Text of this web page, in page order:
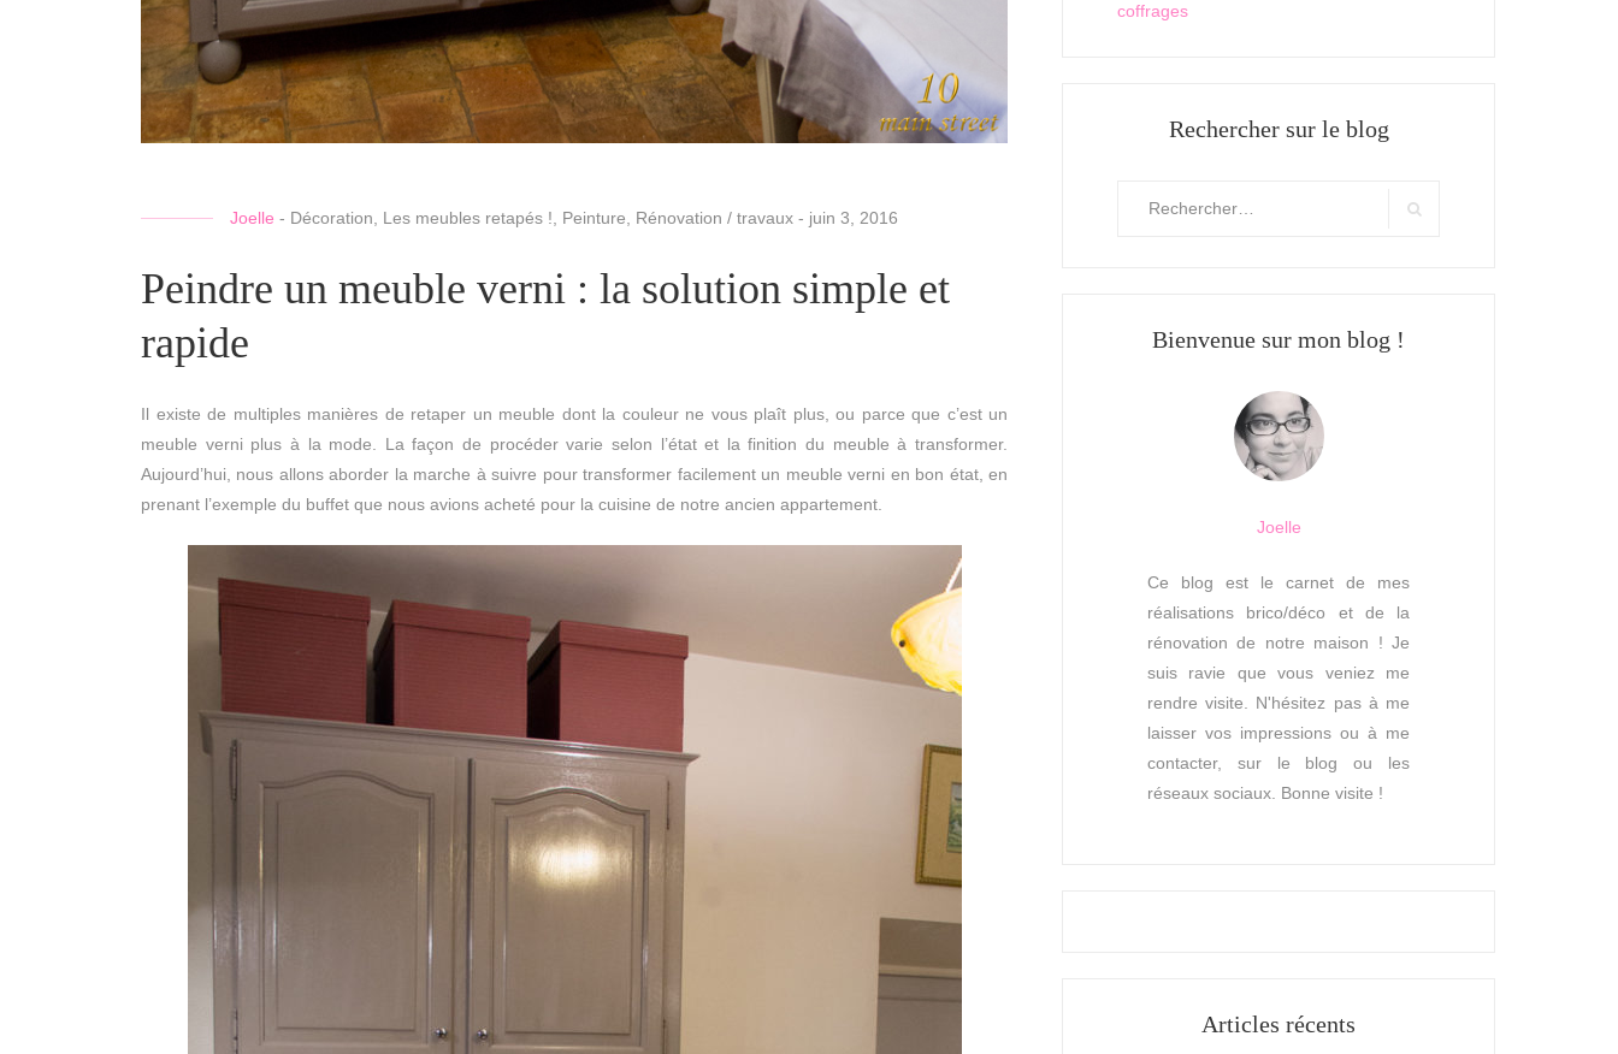
Joelle - Décoration Les meubles retapés ! Peinture Rénovation / travaux - juin 3, 2016
Peindre un meuble verni : la solution simple et
rapide
Il existe de multiples manières de retaper un meuble dont la couleur ne vous plaît plus, ou parce que c’est un
meuble verni plus à la mode. La façon de procéder varie selon l’état et la finition du meuble à transformer.
Aujourd’hui, nous allons aborder la marche à suivre pour transformer facilement un meuble verni en bon état, en
prenant l’exemple du buffet que nous avions acheté pour la cuisine de notre ancien appartement.
coffrages
Rechercher sur le blog
Bienvenue sur mon blog !
Joelle
Ce blog est le carnet de mes
réalisations brico/déco et de la
rénovation de notre maison ! Je
suis ravie que vous veniez me
rendre visite. N'hésitez pas à me
laisser vos impressions ou à me
contacter, sur le blog ou les
réseaux sociaux. Bonne visite !
Articles récents